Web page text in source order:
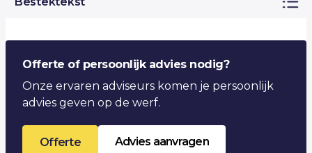
Offerte of persoonlijk advies nodig?
Onze ervaren adviseurs komen je persoonlijk
advies geven op de werf.
Offerte Advies aanvragen